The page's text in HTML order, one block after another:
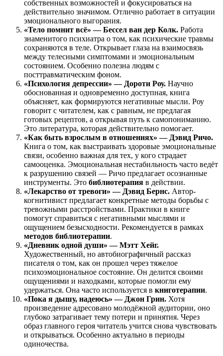
собственных возможностей и фокусироваться на
действительно значимом. Отлично работает в ситуации
эмоционального выгорания.
«Тело помнит всё» — Бессел ван дер Колк. Работа
знаменитого психиатра о том, как психические травмы
сохраняются в теле. Открывает глаза на взаимосвязь
между телесными симптомами и эмоциональным
состоянием. Особенно полезна людям с
посттравматическим фоном.
«Психология депрессии» — Дороти Роу. Научно
обоснованная и одновременно доступная, книга
объясняет, как формируются негативные мысли. Роу
говорит с читателем, как с равным, не предлагая
готовых рецептов, а открывая путь к самопониманию.
Это литература, которая действительно помогает.
«Как быть взрослым в отношениях» — Дэвид Ричо.
Книга о том, как выстраивать здоровые эмоциональные
связи, особенно важная для тех, у кого страдает
самооценка. Эмоциональная нестабильность часто ведёт
к разрушению связей — Ричо предлагает осознанные
инструменты. Это библиотерапия в действии.
«Лекарство от тревоги» — Дэвид Бернс. Автор-
когнитивист предлагает конкретные методы борьбы с
тревожными расстройствами. Практики в книге
помогут справиться с негативными мыслями и
ощущением безысходности. Рекомендуется в рамках
методов библиотерапии.
«Дневник одной души» — Мэтт Хейг.
Художественный, но автобиографичный рассказ
писателя о том, как он прошел через тяжелое
психоэмоциональное состояние. Он делится своими
ощущениями и находками, которые помогли ему
удержаться. Она часто используется в книготерапии.
«Пока я дышу, надеюсь» — Джон Грин. Хотя
произведение адресовано молодёжной аудитории, оно
глубоко затрагивает тему потери и принятия. Через
образ главного героя читатель учится снова чувствовать
и открываться. Особенно актуально в периоды
одиночества.